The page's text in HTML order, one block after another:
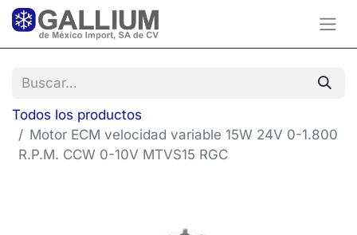
Todos los productos
Motor ECM velocidad variable 15W 24V 0-1.800
R.P.M. CCW 0-10V MTVS15 RGC